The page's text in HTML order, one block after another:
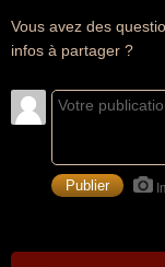
Vous avez des
infos à partager ?